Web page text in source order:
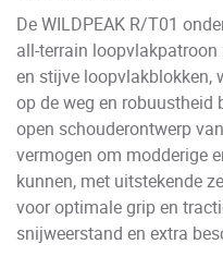
De WILDPEAK R/T01
all-terrain
en stijve loopvlakblokken,
op de weg en robuustheid
open schouderontwerp
vermogen om modderige
kunnen, met uitstekende
voor optimale grip en
snijweerstand en extra